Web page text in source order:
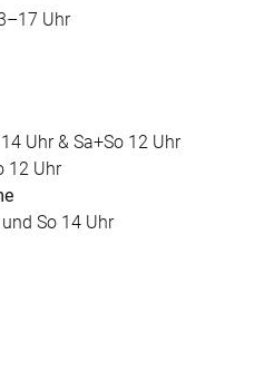
Uhr
Uhr & Sa+So 12 Uhr
12 Uhr
So 14 Uhr